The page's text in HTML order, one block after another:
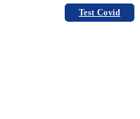
Test Covid